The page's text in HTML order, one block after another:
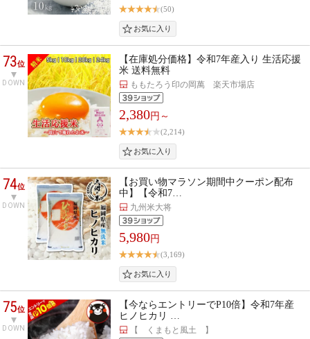
(50)
73位
DOWN
【在庫処分価格】令和7年産入り 生活応援
米 送料無料
ももたろう印の岡萬 楽天市場店
2,380円～
(2,214)
74位
DOWN
【お買い物マラソン期間中クーポン配布
中】【令和7…
九州米大将
5,980円
(3,169)
75位
DOWN
【今ならエントリーでP10倍】令和7年産
ヒノヒカリ …
【 くまもと風土 】